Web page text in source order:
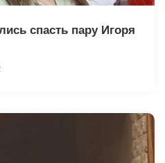
спасть пару Игоря